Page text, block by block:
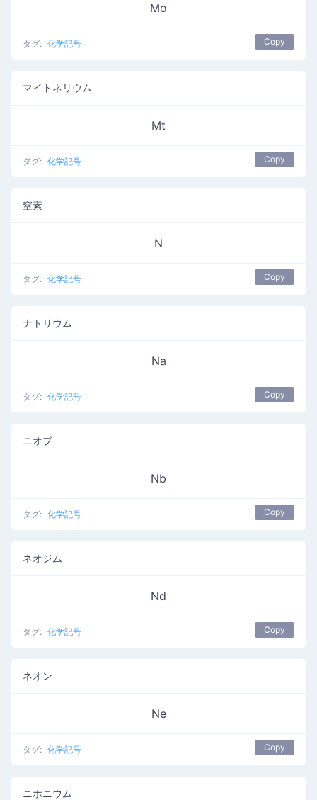
Mo
タグ: 化学記号 Copy
マイトネリウム
Mt
タグ: 化学記号 Copy
窒素
N
タグ: 化学記号 Copy
ナトリウム
Na
タグ: 化学記号 Copy
ニオブ
Nb
タグ: 化学記号 Copy
ネオジム
Nd
タグ: 化学記号 Copy
ネオン
Ne
タグ: 化学記号 Copy
ニホニウム